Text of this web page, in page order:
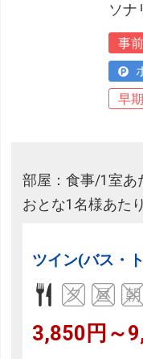
ソナ
事
早
部屋：食事/1室あ
おとな1名様あた
ツイン(バス・
3,850円～